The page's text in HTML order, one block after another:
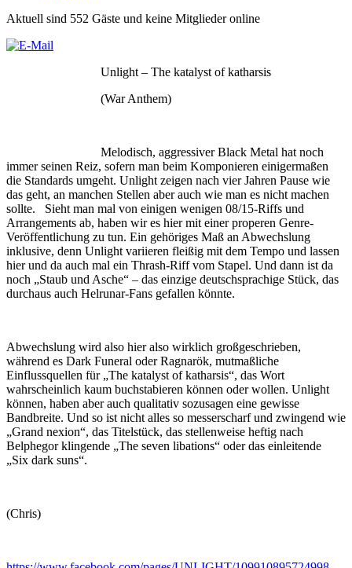
Aktuell sind 552 Gäste und keine Mitglieder online
Unlight – The katalyst of katharsis
(War Anthem)
Melodisch, aggressiver Black Metal hat noch
immer seinen Reiz, sofern man beim Komponieren einigermaßen
die Standards umgeht. Unlight zeigen nach vier Jahren Pause wie
das geht, an manchen Stellen aber auch wie man es nicht machen
sollte. Sieht man mal von einigen wenigen 08/15-Riffs und
Arrangements ab, haben wir es hier mit einer properen Genre-
Veröffentlichung zu tun. Ein gehöriges Maß an Abwechslung
inklusive, denn Unlight variieren fleißig mit dem Tempo und lassen
hier und da auch mal ein Thrash-Riff vom Stapel. Und dann ist da
noch „Staub und Asche“ – das einzige deutschsprachige Stück, das
durchaus auch Helrunar-Fans gefallen könnte.
Abwechslung wird also hier also wirklich großgeschrieben,
während es Dark Funeral oder Ragnarök, mutmaßliche
Einflussquellen für „The katalyst of katharsis“, das Wort
wahrscheinlich kaum buchstabieren können oder wollen. Unlight
können, haben aber auch qualitativ sozusagen eine gewisse
Bandbreite. Und so ist nicht alles so messerscharf und zwingend wie
„Grand nexion“, das Titelstück, das stellenweise heftig nach
Belphegor klingende „The seven libations“ oder das einleitende
„Six dark suns“.
(Chris)